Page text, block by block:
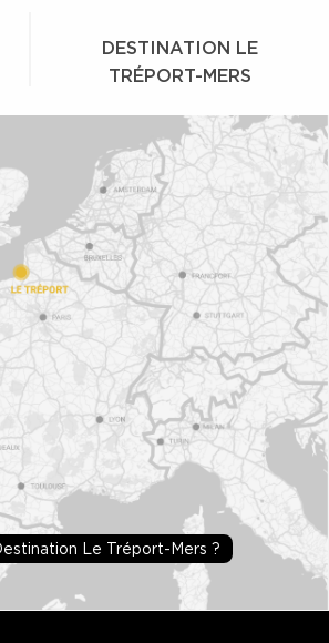
DESTINATION LE
TRÉPORT-MERS
Le Tréport-Mers ?